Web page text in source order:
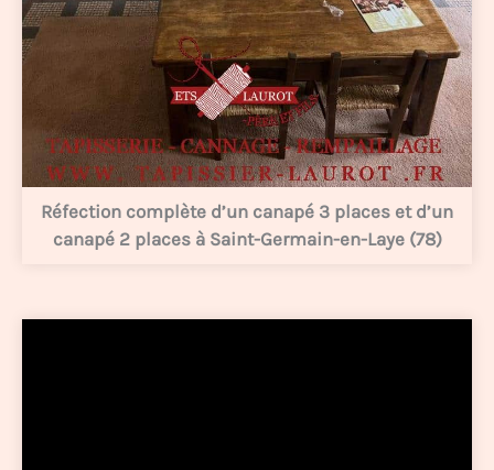
Réfection complète d’un canapé 3 places et d’un
canapé 2 places à Saint-Germain-en-Laye (78)